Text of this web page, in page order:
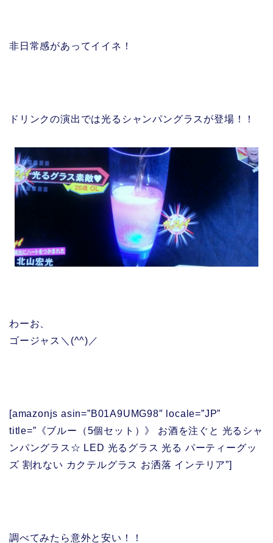
非日常感があってイイネ！
ドリンクの演出では光るシャンパングラスが登場！！
わーお、
ゴージャス＼(^^)／
[amazonjs asin=”B01A9UMG98″ locale=”JP”
title=”《ブルー（5個セット）》 お酒を注ぐと 光るシャ
ンパングラス☆ LED 光るグラス 光る パーティーグッ
ズ 割れない カクテルグラス お洒落 インテリア”]
調べてみたら意外と安い！！